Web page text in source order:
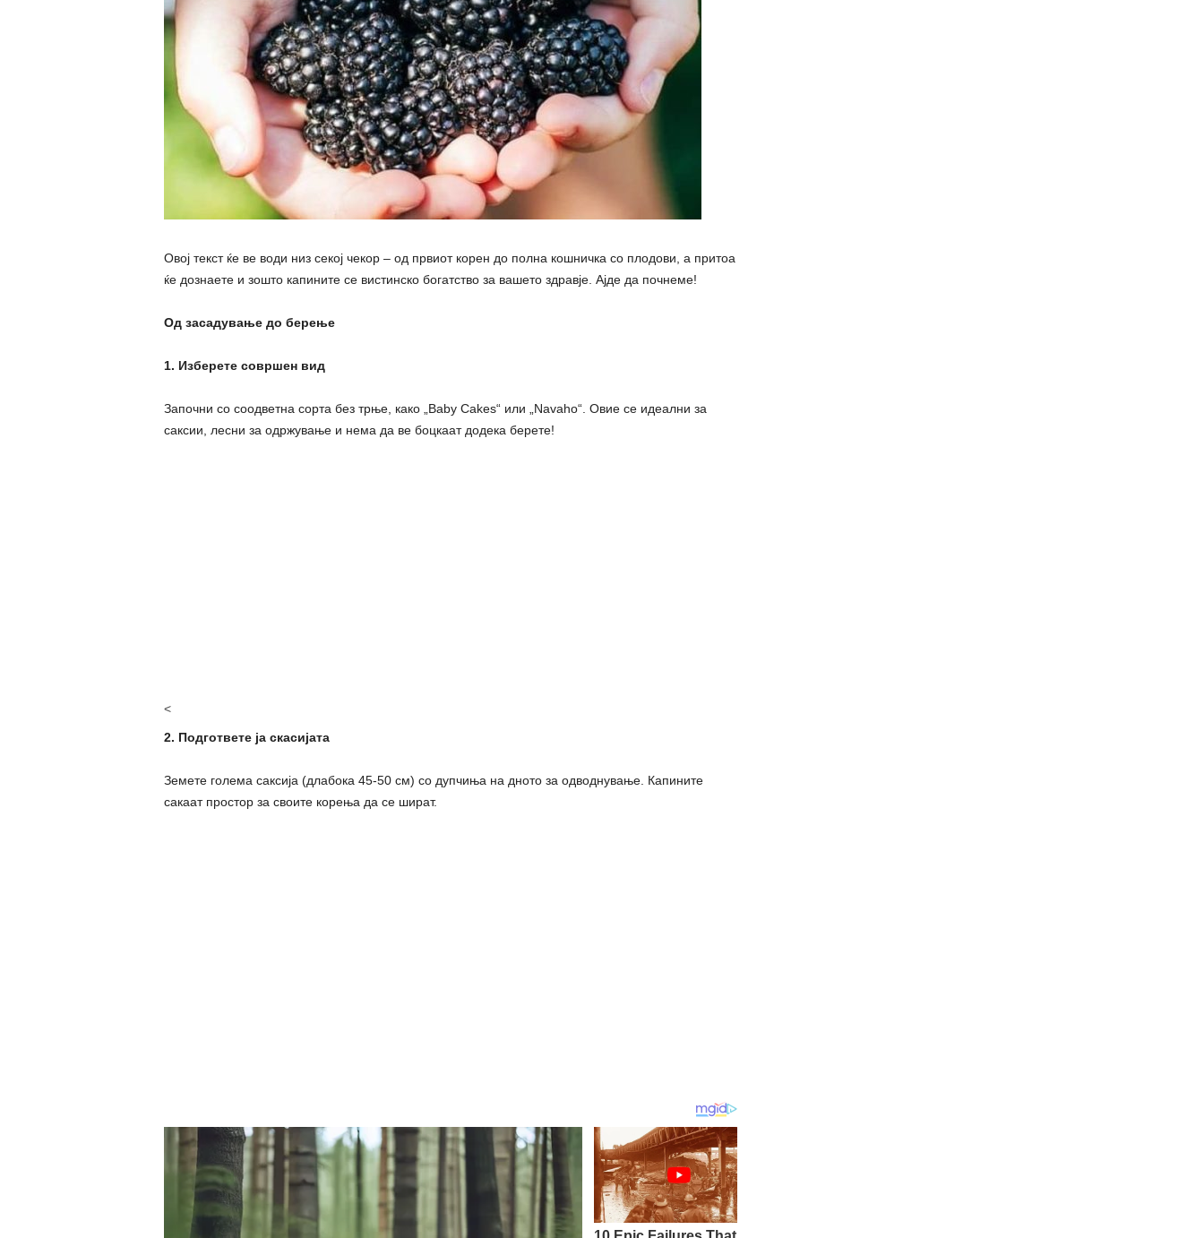
Овој текст ќе ве води низ секој чекор – од првиот корен до полна кошничка со плодови, а притоа
ќе дознаете и зошто капините се вистинско богатство за вашето здравје. Ајде да почнеме!
Од засадување до берење
1. Изберете совршен вид
Започни со соодветна сорта без трње, како „Baby Cakes“ или „Navaho“. Овие се идеални за
саксии, лесни за одржување и нема да ве боцкаат додека берете!
<
2. Подгответе ја скасијата
Земете голема саксија (длабока 45-50 см) со дупчиња на дното за одводнување. Капините
сакаат простор за своите корења да се шират.